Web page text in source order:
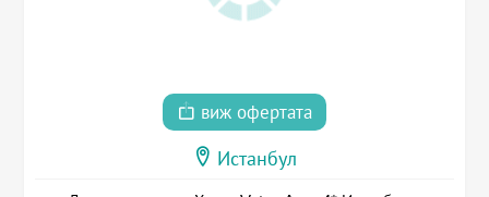
виж офертата
Истанбул